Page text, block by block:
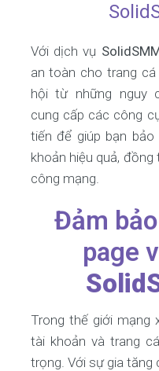
Với dịch vụ
an toàn cho trang
hội từ những nguy
cung cấp các công
tiến để giúp bạn
khoản hiệu quả,
công mạng.
Đảm
page
Trong thế giới mạng
tài khoản và trang
trọng. Với sự gia tăng